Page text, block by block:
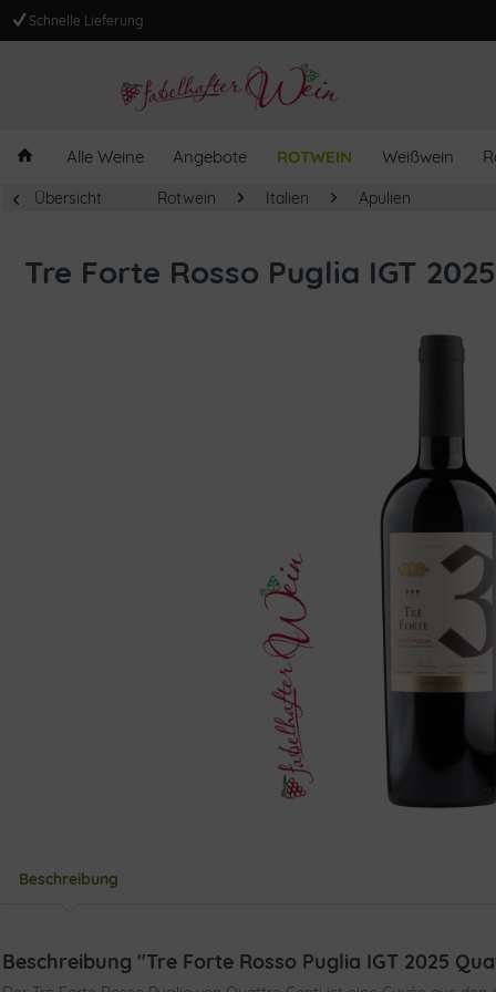
Schnelle Lieferung
Alle Weine Angebote ROTWEIN Weißwein
Übersicht Rotwein Italien Apulien
Tre Forte Rosso Puglia IGT
Beschreibung
Beschreibung "Tre Forte Rosso Puglia IGT 2025